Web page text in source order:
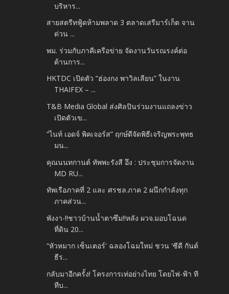
บริหาร...
สายสตรีทฟู้ดห้ามพลาด 3 ตลาดเสรีมาร์เก็ต จาน
ด่วน ...
พม. ร่วมกับภาคีเครือข่าย จัดงานวันรณรงค์ต่อ
ต้านการ...
HKTDC เปิดตัว “ฮ่องกง พาวิลเลียน” ในงาน
THAIFEX – ...
T&B Media Global ส่งศิลปินร่วมงานแถลงข่าว
เปิดตัวเข...
“ไนท์ เอดจ์ พิคเจอร์ส” ฤกษ์ดีจัดพิธีเจริญพระพุทธ
มน...
คุณนนทกานต์ ทัพพะรังสี อึง : ประชุมการจัดงาน
MD RU...
ทัพเรือภาคที่ 2 และ ศรชล.ภาค 2 ผนึกกำลังทุก
ภาคส่วน...
พังงา-!!ชาวบ้านน้ำตาซึม!!หลัง ผวจ.มอบโฉนด
ที่ดิน 20...
“หัวหมาก เซ็นเตอร์' ฉลองโฉมใหม่ ชวน 'ซีดี กันต์
ธีร...
กลับมาอีกครั้ง! โครงการเท่อย่างไทย โดยไฟ-ฟ้า ที
ทีบ...